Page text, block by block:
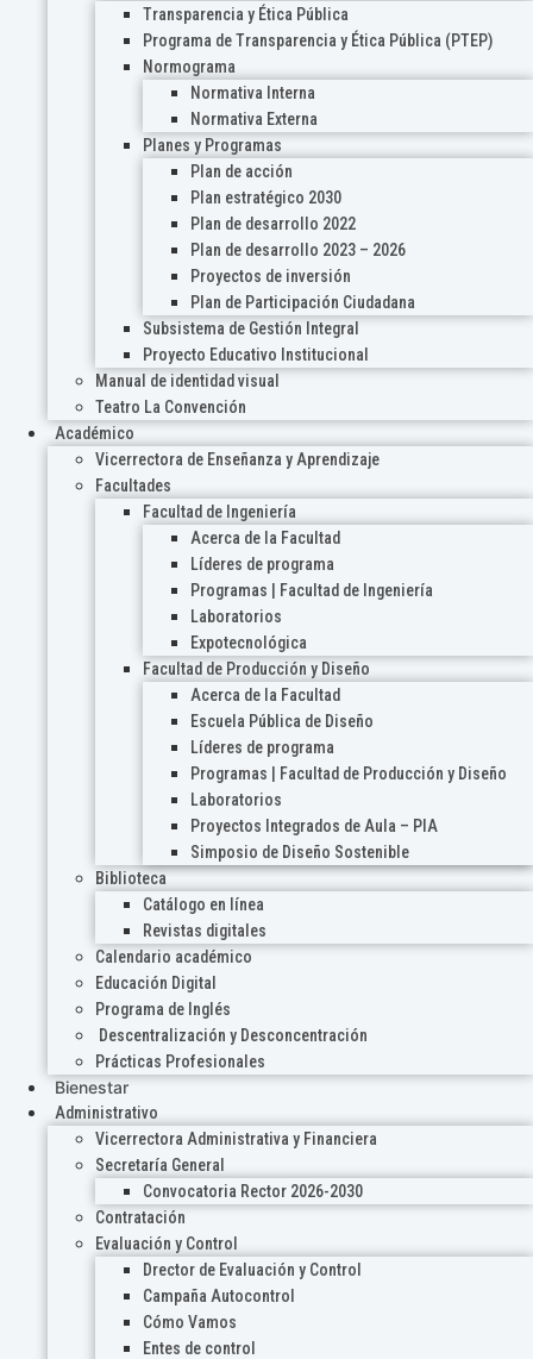
Transparencia y Ética Pública
Programa de Transparencia y Ética Pública (PTEP)
Normograma
Normativa Interna
Normativa Externa
Planes y Programas
Plan de acción
Plan estratégico 2030
Plan de desarrollo 2022
Plan de desarrollo 2023 – 2026
Proyectos de inversión
Plan de Participación Ciudadana
Subsistema de Gestión Integral
Proyecto Educativo Institucional
Manual de identidad visual
Teatro La Convención
Académico
Vicerrectora de Enseñanza y Aprendizaje
Facultades
Facultad de Ingeniería
Acerca de la Facultad
Líderes de programa
Programas | Facultad de Ingeniería
Laboratorios
Expotecnológica
Facultad de Producción y Diseño
Acerca de la Facultad
Escuela Pública de Diseño
Líderes de programa
Programas | Facultad de Producción y Diseño
Laboratorios
Proyectos Integrados de Aula – PIA
Simposio de Diseño Sostenible
Biblioteca
Catálogo en línea
Revistas digitales
Calendario académico
Educación Digital
Programa de Inglés
Descentralización y Desconcentración
Prácticas Profesionales
Bienestar
Administrativo
Vicerrectora Administrativa y Financiera
Secretaría General
Convocatoria Rector 2026-2030
Contratación
Evaluación y Control
Drector de Evaluación y Control
Campaña Autocontrol
Cómo Vamos
Entes de control